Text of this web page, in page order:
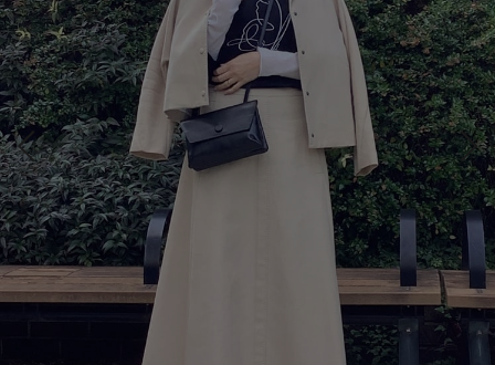
PRE ORDER
SALE
COORDINATE
NEWS